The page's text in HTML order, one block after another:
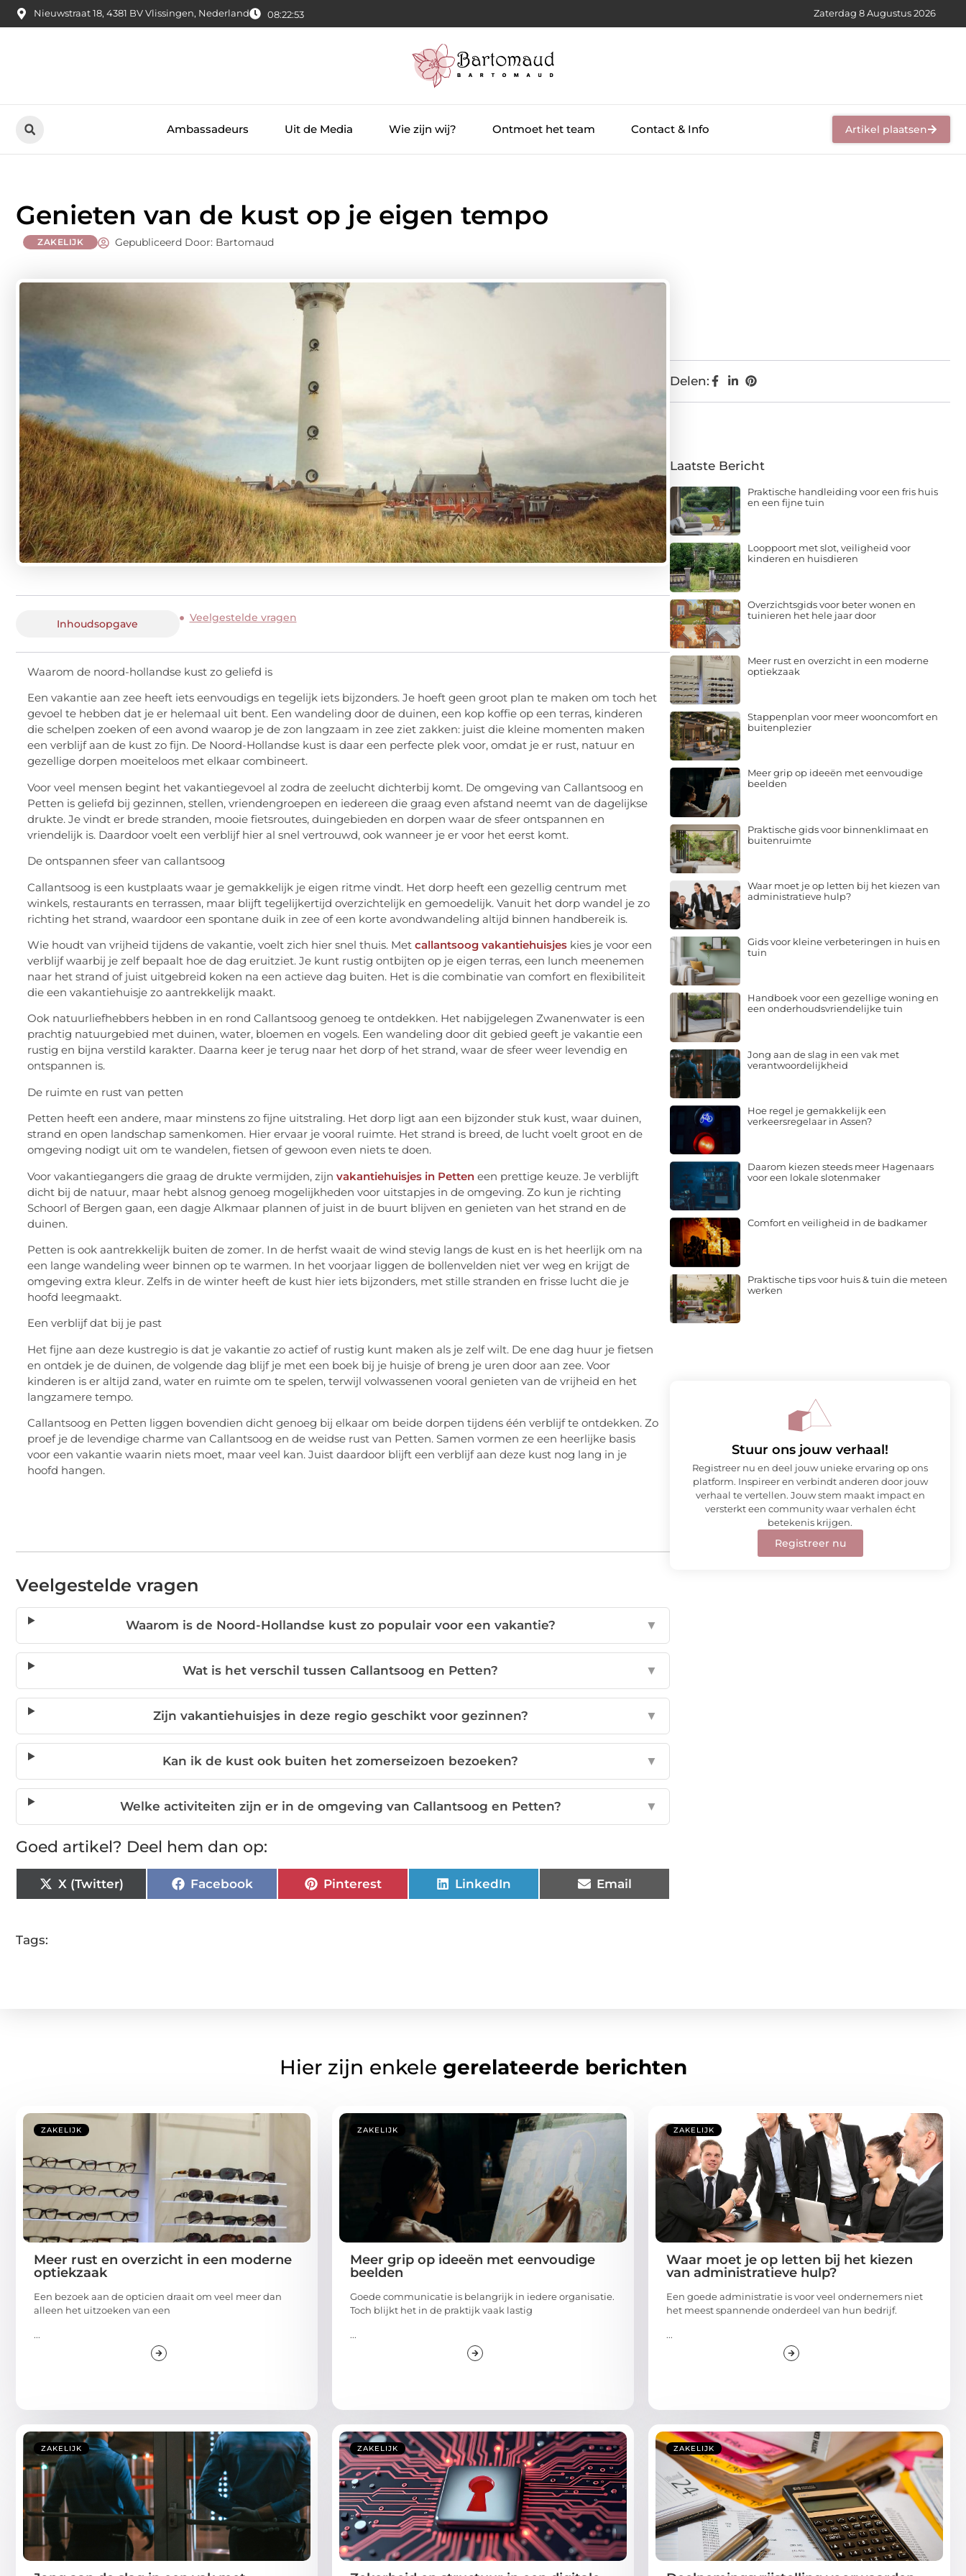
Nieuwstraat 18, 4381 BV Vlissingen, Nederland 08:22:55 Zaterdag 8 Augustus 2026
Ambassadeurs Uit de Media Wie zijn wij? Ontmoet het team Contact & Info Artikel plaatsen
Genieten van de kust op je eigen tempo
ZAKELIJK Gepubliceerd Door: Bartomaud
Inhoudsopgave Veelgestelde vragen
Waarom de noord-hollandse kust zo geliefd is
Een vakantie aan zee heeft iets eenvoudigs en tegelijk iets bijzonders. Je hoeft geen groot plan te maken om toch het
gevoel te hebben dat je er helemaal uit bent. Een wandeling door de duinen, een kop koffie op een terras, kinderen
die schelpen zoeken of een avond waarop je de zon langzaam in zee ziet zakken: juist die kleine momenten maken
een verblijf aan de kust zo fijn. De Noord-Hollandse kust is daar een perfecte plek voor, omdat je er rust, natuur en
gezellige dorpen moeiteloos met elkaar combineert.
Voor veel mensen begint het vakantiegevoel al zodra de zeelucht dichterbij komt. De omgeving van Callantsoog en
Petten is geliefd bij gezinnen, stellen, vriendengroepen en iedereen die graag even afstand neemt van de dagelijkse
drukte. Je vindt er brede stranden, mooie fietsroutes, duingebieden en dorpen waar de sfeer ontspannen en
vriendelijk is. Daardoor voelt een verblijf hier al snel vertrouwd, ook wanneer je er voor het eerst komt.
De ontspannen sfeer van callantsoog
Callantsoog is een kustplaats waar je gemakkelijk je eigen ritme vindt. Het dorp heeft een gezellig centrum met
winkels, restaurants en terrassen, maar blijft tegelijkertijd overzichtelijk en gemoedelijk. Vanuit het dorp wandel je zo
richting het strand, waardoor een spontane duik in zee of een korte avondwandeling altijd binnen handbereik is.
Wie houdt van vrijheid tijdens de vakantie, voelt zich hier snel thuis. Met callantsoog vakantiehuisjes kies je voor een
verblijf waarbij je zelf bepaalt hoe de dag eruitziet. Je kunt rustig ontbijten op je eigen terras, een lunch meenemen
naar het strand of juist uitgebreid koken na een actieve dag buiten. Het is die combinatie van comfort en flexibiliteit
die een vakantiehuisje zo aantrekkelijk maakt.
Ook natuurliefhebbers hebben in en rond Callantsoog genoeg te ontdekken. Het nabijgelegen Zwanenwater is een
prachtig natuurgebied met duinen, water, bloemen en vogels. Een wandeling door dit gebied geeft je vakantie een
rustig en bijna verstild karakter. Daarna keer je terug naar het dorp of het strand, waar de sfeer weer levendig en
ontspannen is.
De ruimte en rust van petten
Petten heeft een andere, maar minstens zo fijne uitstraling. Het dorp ligt aan een bijzonder stuk kust, waar duinen,
strand en open landschap samenkomen. Hier ervaar je vooral ruimte. Het strand is breed, de lucht voelt groot en de
omgeving nodigt uit om te wandelen, fietsen of gewoon even niets te doen.
Voor vakantiegangers die graag de drukte vermijden, zijn vakantiehuisjes in Petten een prettige keuze. Je verblijft
dicht bij de natuur, maar hebt alsnog genoeg mogelijkheden voor uitstapjes in de omgeving. Zo kun je richting
Schoorl of Bergen gaan, een dagje Alkmaar plannen of juist in de buurt blijven en genieten van het strand en de
duinen.
Petten is ook aantrekkelijk buiten de zomer. In de herfst waait de wind stevig langs de kust en is het heerlijk om na
een lange wandeling weer binnen op te warmen. In het voorjaar liggen de bollenvelden niet ver weg en krijgt de
omgeving extra kleur. Zelfs in de winter heeft de kust hier iets bijzonders, met stille stranden en frisse lucht die je
hoofd leegmaakt.
Een verblijf dat bij je past
Het fijne aan deze kustregio is dat je vakantie zo actief of rustig kunt maken als je zelf wilt. De ene dag huur je fietsen
en ontdek je de duinen, de volgende dag blijf je met een boek bij je huisje of breng je uren door aan zee. Voor
kinderen is er altijd zand, water en ruimte om te spelen, terwijl volwassenen vooral genieten van de vrijheid en het
langzamere tempo.
Callantsoog en Petten liggen bovendien dicht genoeg bij elkaar om beide dorpen tijdens één verblijf te ontdekken. Zo
proef je de levendige charme van Callantsoog en de weidse rust van Petten. Samen vormen ze een heerlijke basis
voor een vakantie waarin niets moet, maar veel kan. Juist daardoor blijft een verblijf aan deze kust nog lang in je
hoofd hangen.
Veelgestelde vragen
Waarom is de Noord-Hollandse kust zo populair voor een vakantie? ▼
Wat is het verschil tussen Callantsoog en Petten? ▼
Zijn vakantiehuisjes in deze regio geschikt voor gezinnen? ▼
Kan ik de kust ook buiten het zomerseizoen bezoeken? ▼
Welke activiteiten zijn er in de omgeving van Callantsoog en Petten? ▼
Goed artikel? Deel hem dan op:
X (Twitter) Facebook Pinterest LinkedIn Email
Tags:
Delen:
Laatste Bericht
Praktische handleiding voor een fris huis
en een fijne tuin
Looppoort met slot, veiligheid voor
kinderen en huisdieren
Overzichtsgids voor beter wonen en
tuinieren het hele jaar door
Meer rust en overzicht in een moderne
optiekzaak
Stappenplan voor meer wooncomfort en
buitenplezier
Meer grip op ideeën met eenvoudige
beelden
Praktische gids voor binnenklimaat en
buitenruimte
Waar moet je op letten bij het kiezen van
administratieve hulp?
Gids voor kleine verbeteringen in huis en
tuin
Handboek voor een gezellige woning en
een onderhoudsvriendelijke tuin
Jong aan de slag in een vak met
verantwoordelijkheid
Hoe regel je gemakkelijk een
verkeersregelaar in Assen?
Daarom kiezen steeds meer Hagenaars
voor een lokale slotenmaker
Comfort en veiligheid in de badkamer
Praktische tips voor huis & tuin die meteen
werken
Stuur ons jouw verhaal!
Registreer nu en deel jouw unieke ervaring op ons
platform. Inspireer en verbindt anderen door jouw
verhaal te vertellen. Jouw stem maakt impact en
versterkt een community waar verhalen écht
betekenis krijgen.
Registreer nu
Hier zijn enkele gerelateerde berichten
ZAKELIJK
Meer rust en overzicht in een moderne
optiekzaak
Een bezoek aan de opticien draait om veel meer dan
alleen het uitzoeken van een
...
ZAKELIJK
Meer grip op ideeën met eenvoudige
beelden
Goede communicatie is belangrijk in iedere organisatie.
Toch blijkt het in de praktijk vaak lastig
...
ZAKELIJK
Waar moet je op letten bij het kiezen
van administratieve hulp?
Een goede administratie is voor veel ondernemers niet
het meest spannende onderdeel van hun bedrijf.
...
ZAKELIJK ZAKELIJK ZAKELIJK